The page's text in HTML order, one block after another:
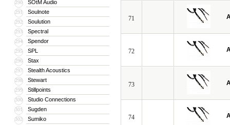
290 SOtM Audio
291 Soulnote
292 Soulution
293 Spectral
294 Spendor
295 SPL
296 Stax
297 Stealth Acoustics
298 Stewart
299 Stillpoints
300 Studio Connections
301 Sugden
302 Sumiko
71
72
73
74